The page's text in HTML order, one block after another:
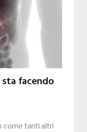
sta facendo
come tanti altri